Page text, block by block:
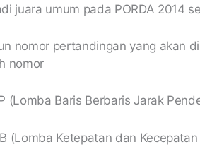
juara umum pada PORDA 2014
nomor pertandingan yang akan
nomor
(Lomba Baris Berbaris Jarak
(Lomba Ketepatan dan